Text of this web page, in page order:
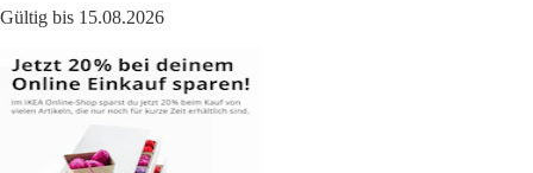
Gültig bis 15.08.2026